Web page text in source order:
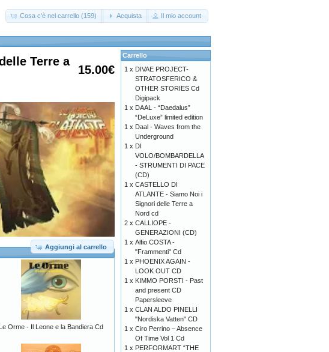
Cosa c'è nel carrello (159) Acquista Il mio account
15.00€
Terre a
Aggiungi al carrello
Le Orme - Il Leone e la Bandiera Cd
Carrello
1 x DIVAE PROJECT-
STRATOSFERICO &
OTHER STORIES Cd
Digipack
1 x DAAL - “Daedalus”
“DeLuxe” limited edition
1 x Daal - Waves from the
Underground
1 x DI
VOLO/BOMBARDELLA
- STRUMENTI DI PACE
(CD)
1 x CASTELLO DI
ATLANTE - Siamo Noi i
Signori delle Terre a
Nord cd
2 x CALLIOPE -
GENERAZIONI (CD)
1 x Alfio COSTA -
"Frammenti" Cd
1 x PHOENIX AGAIN -
LOOK OUT CD
1 x KIMMO PORSTI - Past
and present CD
Papersleeve
1 x CLAN ALDO PINELLI
"Nordiska Vatten" CD
1 x Ciro Perrino ‎– Absence
Of Time Vol 1 Cd
1 x PERFORMART “THE